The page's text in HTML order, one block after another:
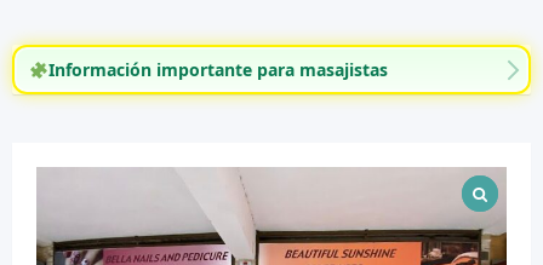
Información importante para masajistas